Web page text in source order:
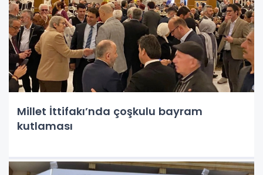
Millet İttifakı’nda çoşkulu bayram
kutlaması